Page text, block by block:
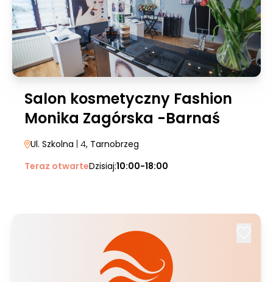
Salon kosmetyczny Fashion
Monika Zagórska -Barnaś
Ul. Szkolna | 4, Tarnobrzeg
Teraz otwarteDzisiaj:10:00-18:00